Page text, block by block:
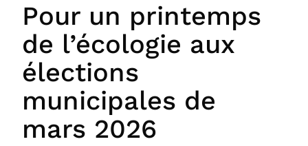
Pour un printemps
de l’écologie aux
élections
municipales de
mars 2026